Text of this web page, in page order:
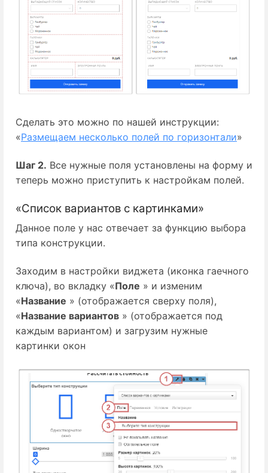
Сделать это можно по нашей инструкции:
«Размещаем несколько полей по горизонтали»
Шаг 2. Все нужные поля установлены на форму и
теперь можно приступить к настройкам полей.
«Список вариантов с картинками»
Данное поле у нас отвечает за функцию выбора
типа конструкции.
Заходим в настройки виджета (иконка гаечного
ключа), во вкладку «Поле » и изменим
«Название » (отображается сверху поля),
«Название вариантов » (отображается под
каждым вариантом) и загрузим нужные
картинки окон